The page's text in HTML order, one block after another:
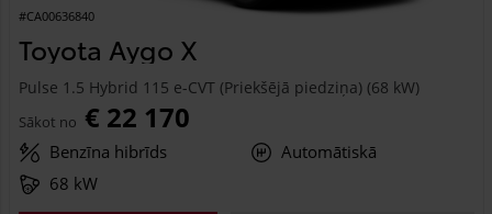
#CA00636840
Toyota Aygo X
Pulse 1.5 Hybrid 115 e-CVT (Priekšējā piedziņa) (68 kW)
Sākot no € 22 170
Benzīna hibrīds
Automātiskā
68 kW